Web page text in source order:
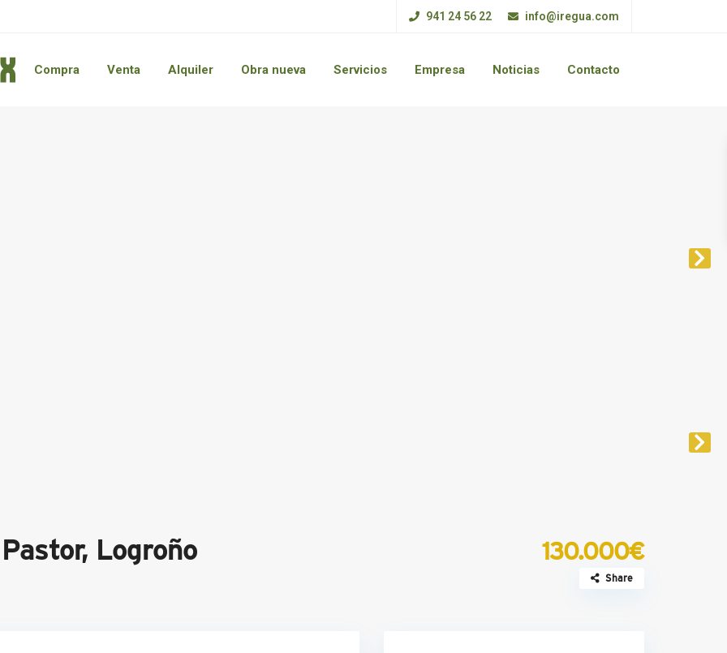
941 24 56 22 info@iregua.com
Compra Venta Alquiler Obra nueva Servicios Empresa Noticias Contacto
Logroño 130.000€
Share